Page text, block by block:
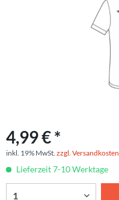
4,99 € *
inkl. 19% MwSt. zzgl. Versandkosten
Lieferzeit 7-10 Werktage